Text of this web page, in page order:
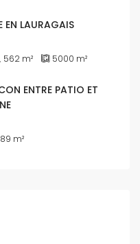
EN LAURAGAIS
562 m² 5000 m²
ENTRE PATIO ET
89 m²